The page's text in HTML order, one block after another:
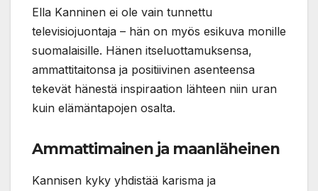
Ella Kanninen ei ole vain tunnettu
televisiojuontaja – hän on myös esikuva monille
suomalaisille. Hänen itseluottamuksensa,
ammattitaitonsa ja positiivinen asenteensa
tekevät hänestä inspiraation lähteen niin uran
kuin elämäntapojen osalta.
Ammattimainen ja maanläheinen
Kannisen kyky yhdistää karisma ja